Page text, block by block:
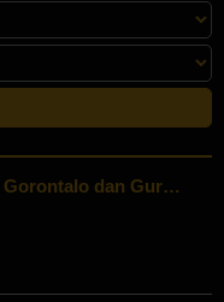
Gorontalo dan Gur…